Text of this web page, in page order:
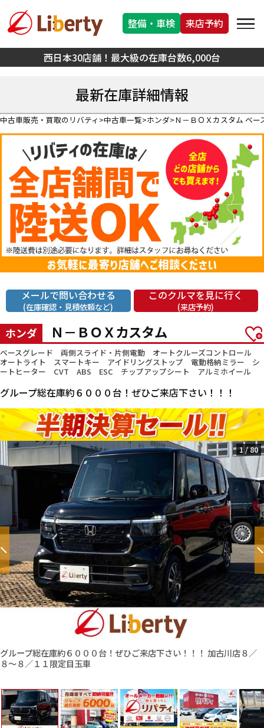
西日本30店舗！最大級の在庫台数6,000台
整備・車検 来店予約
最新在庫詳細情報
中古車販売・買取のリバティ 中古車一覧 ホンダ Ｎ－ＢＯＸカスタム ベー
メールで問い合わせる
(在庫確認・見積依頼など)
このクルマを見に行く
(来店予約)
ホンダ Ｎ－ＢＯＸカスタム
ベースグレード 両側スライド・片側電動 オートクルーズコントロール
オートライト スマートキー アイドリングストップ 電動格納ミラー シ
ートヒーター CVT ABS ESC チップアップシート アルミホイール
グループ総在庫約６０００台！ぜひご来店下さい！！！
グループ総在庫約６０００台！ぜひご来店下さい！！！ 加古川店８／
８〜８／１１限定目玉車
1/80